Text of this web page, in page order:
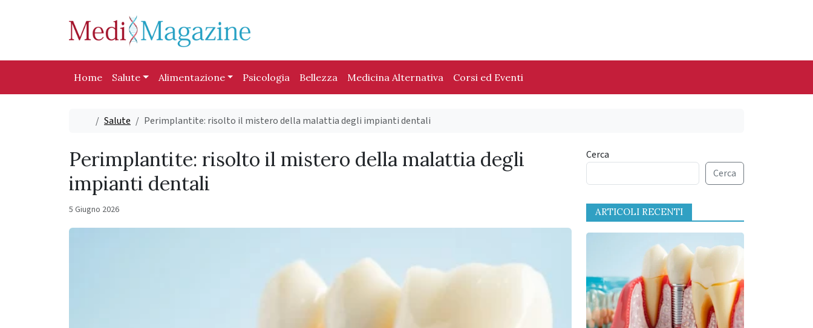
Home Salute Alimentazione Psicologia Bellezza Medicina Alternativa Corsi ed Eventi
Home
Salute Perimplantite: risolto il mistero della malattia degli impianti dentali
Perimplantite: risolto il mistero della malattia degli
impianti dentali
5 Giugno 2026
Cerca
Cerca
ARTICOLI RECENTI